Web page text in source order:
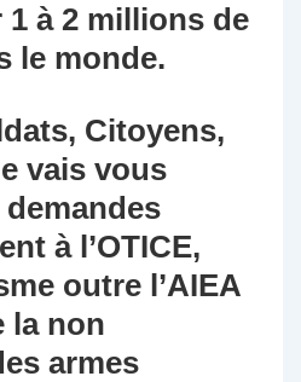
1 à 2 millions de
le monde.
Citoyens,
vais vous
à l’OTICE,
outre l’AIEA
la non
armes